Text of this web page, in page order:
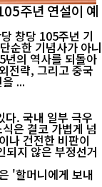
주년 연설이 예
창당 105주년 기
순한 기념사가 아니
년의 역사를 되돌아
전략, 그리고 중국
...
다. 국내 일부 극우
은 결코 가볍게 넘
나 건전한 비판이
되지 않은 부정선거